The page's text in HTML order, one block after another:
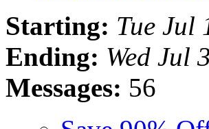
Starting: Tue Jul
Ending: Wed Jul
Messages: 56